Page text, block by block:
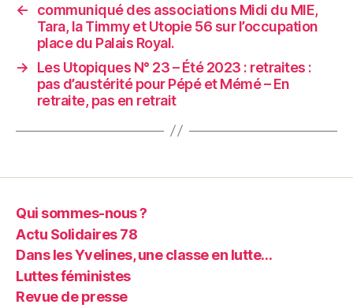
←
communiqué des associations Midi du MIE,
Tara, la Timmy et Utopie 56 sur l’occupation
place du Palais Royal.
→
Les Utopiques N° 23 – Été 2023 : retraites :
pas d’austérité pour Pépé et Mémé – En
retraite, pas en retrait
Qui sommes-nous ?
Actu Solidaires 78
Dans les Yvelines, une classe en lutte…
Luttes féministes
Revue de presse